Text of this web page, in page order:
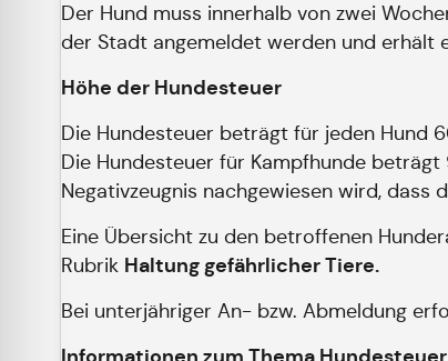
Der Hund muss innerhalb von zwei
der Stadt angemeldet werden und erhält
Höhe der Hundesteuer
Die Hundesteuer beträgt für jeden Hund
Die Hundesteuer für Kampfhunde
Negativzeugnis nachgewiesen wird,
Eine Übersicht zu den betroffenen
Rubrik Haltung gefährlicher Tiere.
Bei unterjähriger An- bzw. Abmeldung